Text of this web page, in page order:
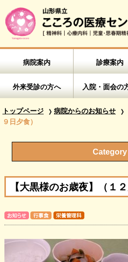
病院案内 診療案内
外来受診の方へ 入院・面会の
トップページ 病院からのお知らせ
９日夕食）
Category
【大黒様のお歳夜】（１